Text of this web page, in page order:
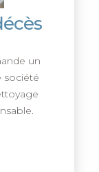
un
société